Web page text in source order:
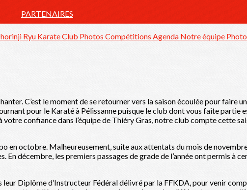
PARTENAIRES
Ryu Karate Club Photos CompétitionsAgenda Notre équipe
C’est le moment de se retourner vers la saison écoulée pour faire
pour le Karaté à Pélissanne puisque le club dont vous faite partie
confiance dans l’équipe de Thiéry Gras, notre club compte cette
en octobre. Malheureusement, suite aux attentats du mois de
décembre, les premiers passages de grade de l’année ont permis à
Diplôme d’Instructeur Fédéral délivré par la FFKDA, pour venir